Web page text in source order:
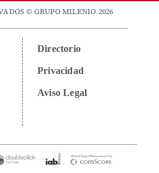
© GRUPO MILENIO 2026
Directorio
Privacidad
Aviso Legal